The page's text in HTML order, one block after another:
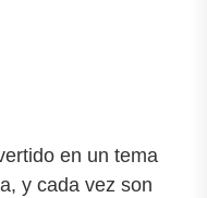
en un tema
y cada vez son